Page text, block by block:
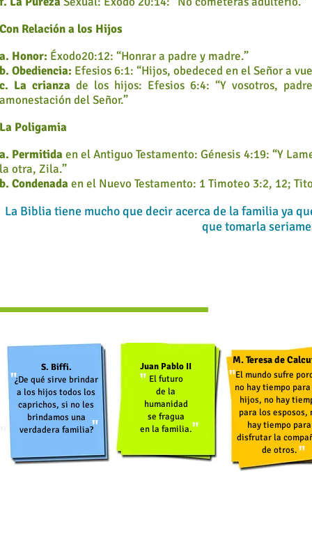
Con Relación a los Hijos
a. Honor: Éxodo20:12: “Honrar a padre y madre.”
b. Obediencia: Efesios 6:1: “Hijos, obedeced en el Señor a
c. La crianza de los hijos: Efesios 6:4: “Y vosotros,
amonestación del Señor.”
La Poligamia
a. Permitida en el Antiguo Testamento: Génesis 4:19: “Y
la otra, Zila.”
b. Condenada en el Nuevo Testamento: 1 Timoteo 3:2, 12;
La Biblia tiene mucho que decir acerca de la familia ya
que tomarla
S. Biffi.
¿De qué sirve brindar
a los hijos todos los
caprichos, si no les
brindamos una
verdadera familia?
Juan Pablo II
El futuro
de la
humanidad
se fragua
en la familia.
" "El mundo sufre
no hay tiempo
hijos, no hay
para los esposos,
hay tiempo para
disfrutar la
de otros.
M. Teresa de
"
"
"
"